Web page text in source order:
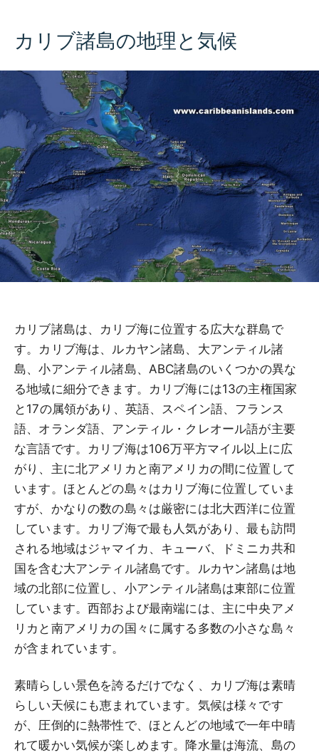
カリブ諸島の地理と気候
カリブ諸島は、カリブ海に位置する広大な群島で
す。カリブ海は、ルカヤン諸島、大アンティル諸
島、小アンティル諸島、ABC諸島のいくつかの異な
る地域に細分できます。カリブ海には13の主権国家
と17の属領があり、英語、スペイン語、フランス
語、オランダ語、アンティル・クレオール語が主要
な言語です。カリブ海は106万平方マイル以上に広
がり、主に北アメリカと南アメリカの間に位置して
います。ほとんどの島々はカリブ海に位置していま
すが、かなりの数の島々は厳密には北大西洋に位置
しています。カリブ海で最も人気があり、最も訪問
される地域はジャマイカ、キューバ、ドミニカ共和
国を含む大アンティル諸島です。ルカヤン諸島は地
域の北部に位置し、小アンティル諸島は東部に位置
しています。西部および最南端には、主に中央アメ
リカと南アメリカの国々に属する多数の小さな島々
が含まれています。
素晴らしい景色を誇るだけでなく、カリブ海は素晴
らしい天候にも恵まれています。気候は様々です
が、圧倒的に熱帯性で、ほとんどの地域で一年中晴
れて暖かい気候が楽しめます。降水量は海流、島の